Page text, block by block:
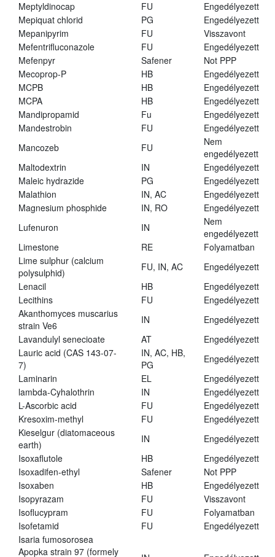
Meptyldinocap
FU
Engedélyezett
Mepiquat chlorid
PG
Engedélyezett
Mepanipyrim
FU
Visszavont
Mefentrifluconazole
FU
Engedélyezett
Mefenpyr
Safener
Not PPP
Mecoprop-P
HB
Engedélyezett
MCPB
HB
Engedélyezett
MCPA
HB
Engedélyezett
Mandipropamid
Fu
Engedélyezett
Mandestrobin
FU
Engedélyezett
Mancozeb
FU
Nem
engedélyezett
Maltodextrin
IN
Engedélyezett
Maleic hydrazide
PG
Engedélyezett
Malathion
IN, AC
Engedélyezett
Magnesium phosphide
IN, RO
Engedélyezett
Lufenuron
IN
Nem
engedélyezett
Limestone
RE
Folyamatban
Lime sulphur (calcium
polysulphid)
FU, IN, AC
Engedélyezett
Lenacil
HB
Engedélyezett
Lecithins
FU
Engedélyezett
Akanthomyces muscarius
strain Ve6
IN
Engedélyezett
Lavandulyl senecioate
AT
Engedélyezett
Lauric acid (CAS 143-07-
7)
IN, AC, HB,
PG
Engedélyezett
Laminarin
EL
Engedélyezett
lambda-Cyhalothrin
IN
Engedélyezett
L-Ascorbic acid
FU
Engedélyezett
Kresoxim-methyl
FU
Engedélyezett
Kieselgur (diatomaceous
earth)
IN
Engedélyezett
Isoxaflutole
HB
Engedélyezett
Isoxadifen-ethyl
Safener
Not PPP
Isoxaben
HB
Engedélyezett
Isopyrazam
FU
Visszavont
Isoflucypram
FU
Folyamatban
Isofetamid
FU
Engedélyezett
Isaria fumosorosea
Apopka strain 97 (formely